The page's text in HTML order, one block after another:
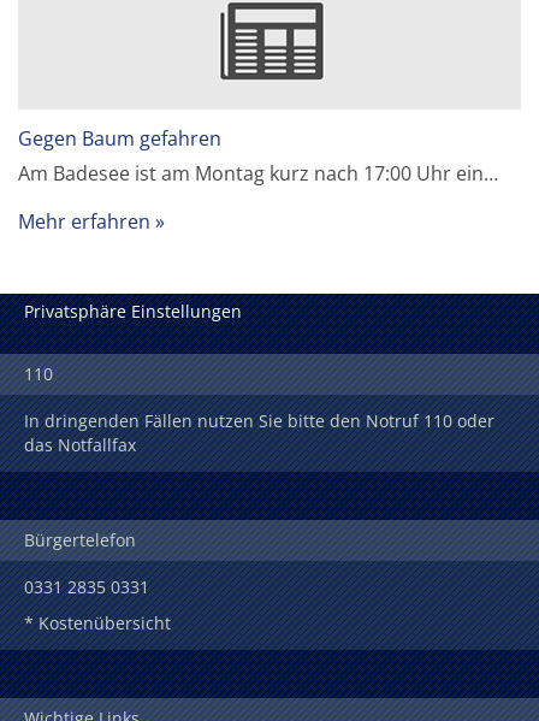
Gegen Baum gefahren
Am Badesee ist am Montag kurz nach 17:00 Uhr ein…
Mehr erfahren
Privatsphäre Einstellungen
110
In dringenden Fällen nutzen Sie bitte den Notruf 110 oder
das Notfallfax
Bürgertelefon
0331 2835 0331
* Kostenübersicht